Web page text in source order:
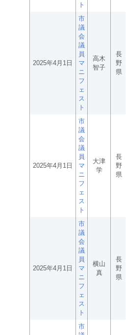
ト
2025年4月1日
市
議
会
議
員
マ
ニ
フ
ェ
ス
ト
高木
智子
長
野
県
2025年4月1日
市
議
会
議
員
マ
ニ
フ
ェ
ス
ト
大津
学
長
野
県
2025年4月1日
市
議
会
議
員
マ
ニ
フ
ェ
ス
ト
横山
真
長
野
県
市